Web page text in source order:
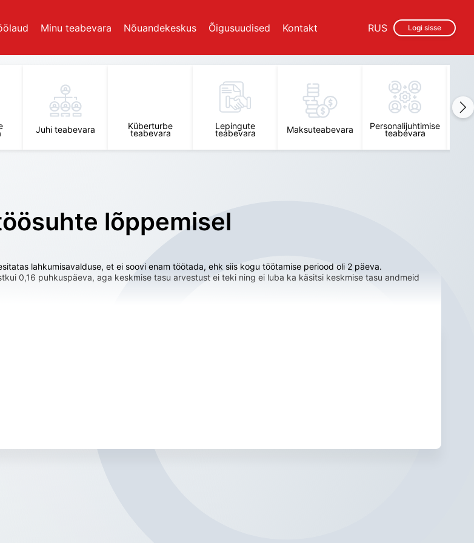
Minu teabevara Nõuandekeskus Õigusuudised Kontakt Logi sisse
RUS
Juhi teabevara Küberturbe
teabevara
Lepingute
teabevara Maksuteabevara Personalijuhtimise
teabevara
lõppemisel
lahkumisavalduse, et ei soovi enam töötada, ehk siis kogu töötamise periood oli 2 päeva.
0,16 puhkuspäeva, aga keskmise tasu arvestust ei teki ning ei luba ka käsitsi keskmise tasu andmeid